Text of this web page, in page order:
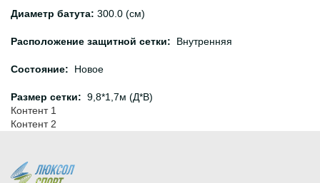
Диаметр батута: 300.0 (см)
Расположение защитной сетки: Внутренняя
Состояние: Новое
Размер сетки: 9,8*1,7м (Д*В)
Контент 1
Контент 2